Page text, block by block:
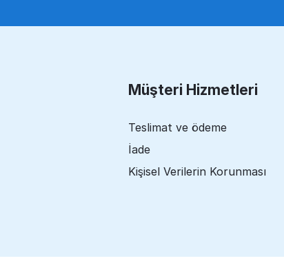
Müşteri Hizmetleri
Teslimat ve ödeme
İade
Kişisel Verilerin Korunması